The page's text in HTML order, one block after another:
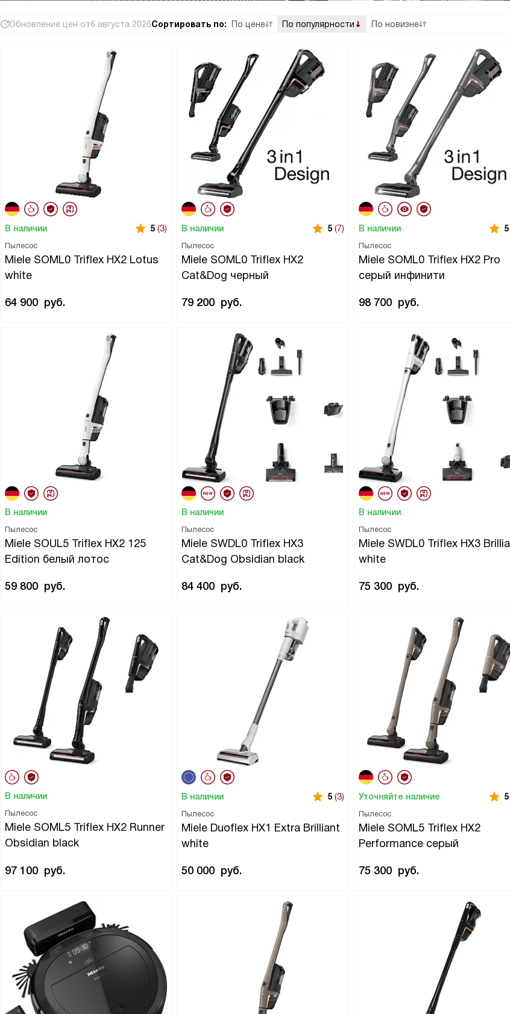
Обновление цен от6 августа 2026Сортировать по: По цене По популярности По новизне
Пылесос
Miele SOML0 Triflex HX2 Lotus
white
В наличии 5 (3)
64 900 руб.
Пылесос
Miele SOML0 Triflex HX2
Cat&Dog черный
В наличии 5 (7)
79 200 руб.
Пылесос
Miele SOML0 Triflex HX2 Pro
серый инфинити
В наличии 5
98 700 руб.
Пылесос
Miele SOUL5 Triflex HX2 125
Edition белый лотос
В наличии
59 800 руб.
Пылесос
Miele SWDL0 Triflex HX3
Cat&Dog Obsidian black
В наличии
84 400 руб.
Пылесос
Miele SWDL0 Triflex HX3
white
В наличии
75 300 руб.
Пылесос
Miele SOML5 Triflex HX2 Runner
Obsidian black
В наличии
97 100 руб.
Пылесос
Miele Duoflex HX1 Extra Brilliant
white
В наличии 5 (3)
50 000 руб.
Пылесос
Miele SOML5 Triflex HX2
Performance серый
Уточняйте наличие 5
75 300 руб.